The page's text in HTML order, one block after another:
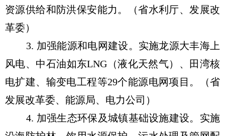
资源供给和防洪保安能力。（省水利厅、发展改
革委）
3. 加强能源和电网建设。实施龙源大丰海上
风电、中石油如东LNG（液化天然气）、田湾核
电扩建、输变电工程等29个能源电网项目。（省
发展改革委、能源局、电力公司）
4. 加强生态环保及城镇基础设施建设。实施